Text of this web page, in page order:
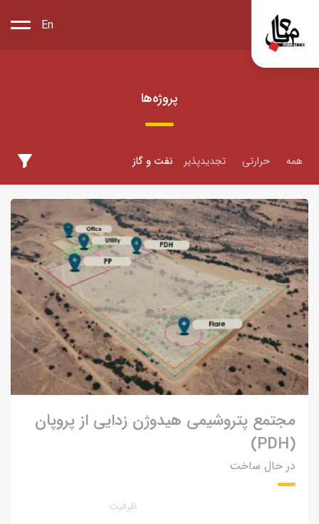
En
پروژه‌ها
همه حرارتی تجدیدپذیر نفت و گاز
مجتمع پتروشیمی هیدوژن زدایی از پروپان
(PDH)
در حال ساخت
ظرفیت